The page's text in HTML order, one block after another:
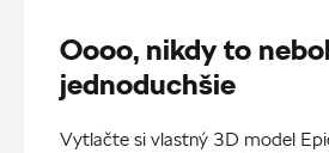
Oooo, nikdy to
jednoduchšie
Vytlačte si vlastný 3D model